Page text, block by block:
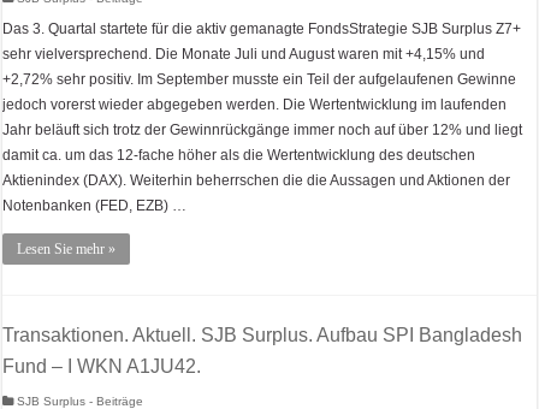
Das 3. Quartal startete für die aktiv gemanagte FondsStrategie SJB Surplus Z7+
sehr vielversprechend. Die Monate Juli und August waren mit +4,15% und
+2,72% sehr positiv. Im September musste ein Teil der aufgelaufenen Gewinne
jedoch vorerst wieder abgegeben werden. Die Wertentwicklung im laufenden
Jahr beläuft sich trotz der Gewinnrückgänge immer noch auf über 12% und liegt
damit ca. um das 12-fache höher als die Wertentwicklung des deutschen
Aktienindex (DAX). Weiterhin beherrschen die die Aussagen und Aktionen der
Notenbanken (FED, EZB) …
Lesen Sie mehr »
Transaktionen. Aktuell. SJB Surplus. Aufbau SPI Bangladesh
Fund – I WKN A1JU42.
SJB Surplus - Beiträge